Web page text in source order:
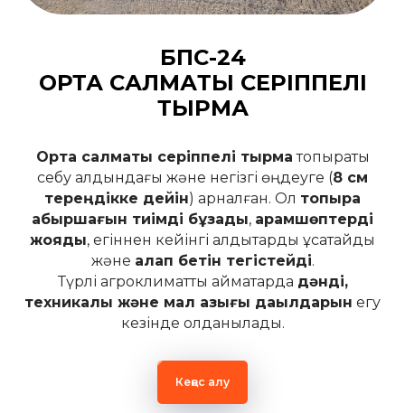
БПС-24
ОРТА САЛМАҚТЫ СЕРІППЕЛІ
ТЫРМА
Орта салмақты серіппелі тырма топырақты
себу алдындағы және негізгі өңдеуге (8 см
тереңдікке дейін) арналған. Ол топырақ
қабыршағын тиімді бұзады, арамшөптерді
жояды, егіннен кейінгі қалдықтарды ұсақтайды
және алқап бетін тегістейді.
Түрлі агроклиматтық аймақтарда дәнді,
техникалық және мал азығы дақылдарын егу
кезінде қолданылады.
Кеңес алу